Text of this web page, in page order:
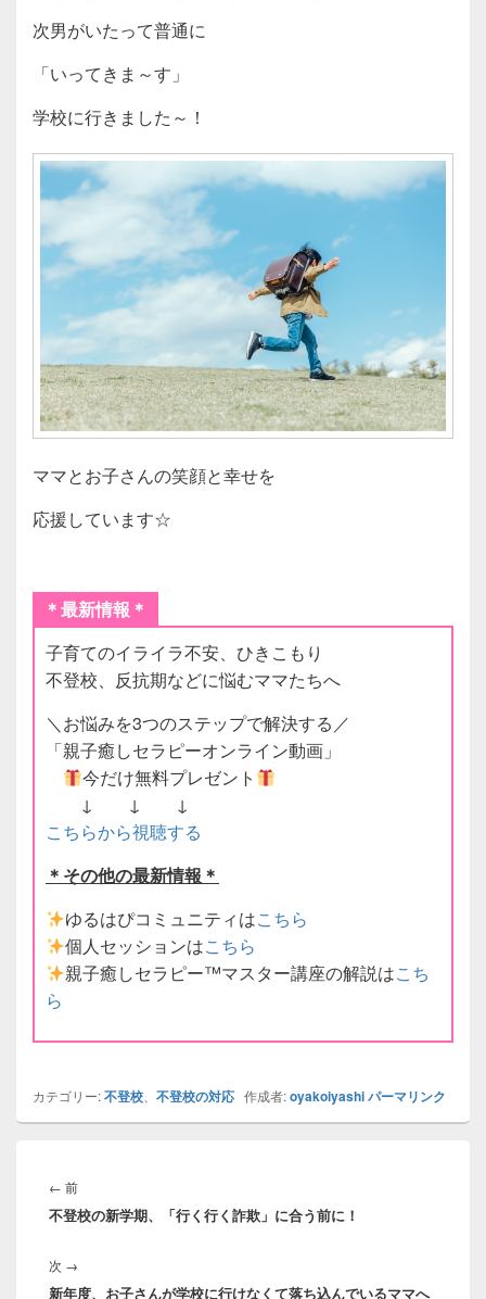
次男がいたって普通に
「いってきま～す」
学校に行きました～！
ママとお子さんの笑顔と幸せを
応援しています☆
＊最新情報＊
子育てのイライラ不安、ひきこもり
不登校、反抗期などに悩むママたちへ
＼お悩みを3つのステップで解決する／
「親子癒しセラピーオンライン動画」
今だけ無料プレゼント
↓ ↓ ↓
こちらから視聴する
＊その他の最新情報＊
ゆるはぴコミュニティはこちら
個人セッションはこちら
親子癒しセラピー™️マスター講座の解説はこち
ら
カテゴリー:不登校、 不登校の対応 作成者:oyakoiyashiパーマリンク
稿
ナ
ゲ
ー
← 前前
の
不登校の新学期、「行く行く詐欺」に合う前に！
次 →
の
新年度、お子さんが学校に行けなくて落ち込んでいるママへ